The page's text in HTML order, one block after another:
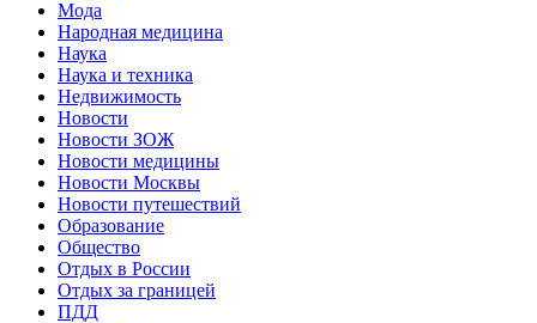
Мода
Народная медицина
Наука
Наука и техника
Недвижимость
Новости
Новости ЗОЖ
Новости медицины
Новости Москвы
Новости путешествий
Образование
Общество
Отдых в России
Отдых за границей
ПДД